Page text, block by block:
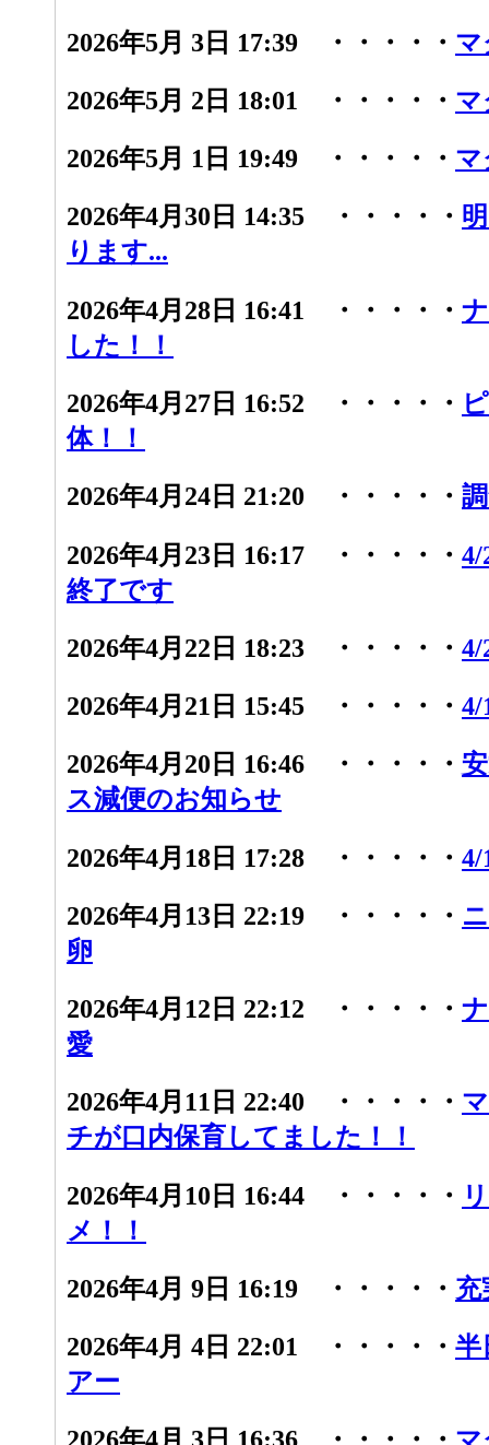
2026年5月 3日 17:39 ・・・・・ マ
2026年5月 2日 18:01 ・・・・・ マ
2026年5月 1日 19:49 ・・・・・ マ
2026年4月30日 14:35 ・・・・・
ります...
2026年4月28日 16:41 ・・・・・
した！！
2026年4月27日 16:52 ・・・・・
体！！
2026年4月24日 21:20 ・・・・・
2026年4月23日 16:17 ・・・・・
終了です
2026年4月22日 18:23 ・・・・・ 4/
2026年4月21日 15:45 ・・・・・ 4/
2026年4月20日 16:46 ・・・・・
ス減便のお知らせ
2026年4月18日 17:28 ・・・・・ 4/
2026年4月13日 22:19 ・・・・・
卵
2026年4月12日 22:12 ・・・・・
愛
2026年4月11日 22:40 ・・・・・
チが口内保育してました！！
2026年4月10日 16:44 ・・・・・
メ！！
2026年4月 9日 16:19 ・・・・・ 充
2026年4月 4日 22:01 ・・・・・ 半
アー